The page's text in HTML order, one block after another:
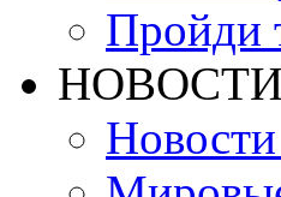
Пройди
НОВОСТИ